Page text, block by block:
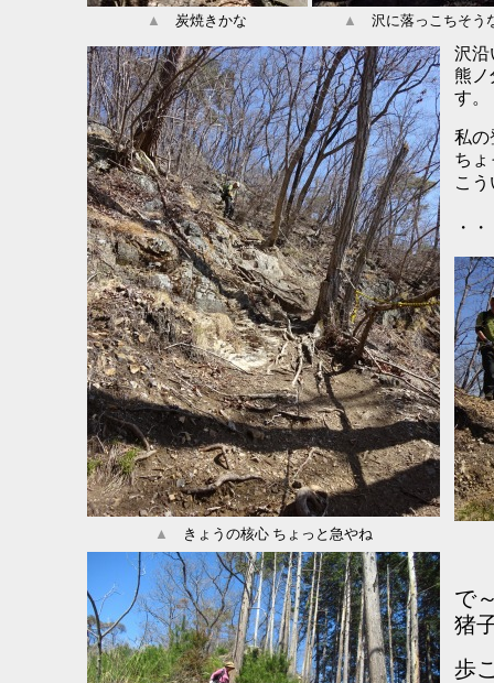
▲ 炭焼きかな ▲ 沢に落っこちそう
沢沿
熊ノ
す。
私の
ちょ
こ
・
▲ きょうの核心 ちょっと急やね
で
猪
歩